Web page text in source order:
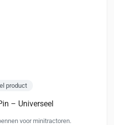
product
– Universeel
voor minitractoren.